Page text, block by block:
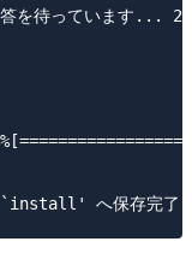
答を待っています...